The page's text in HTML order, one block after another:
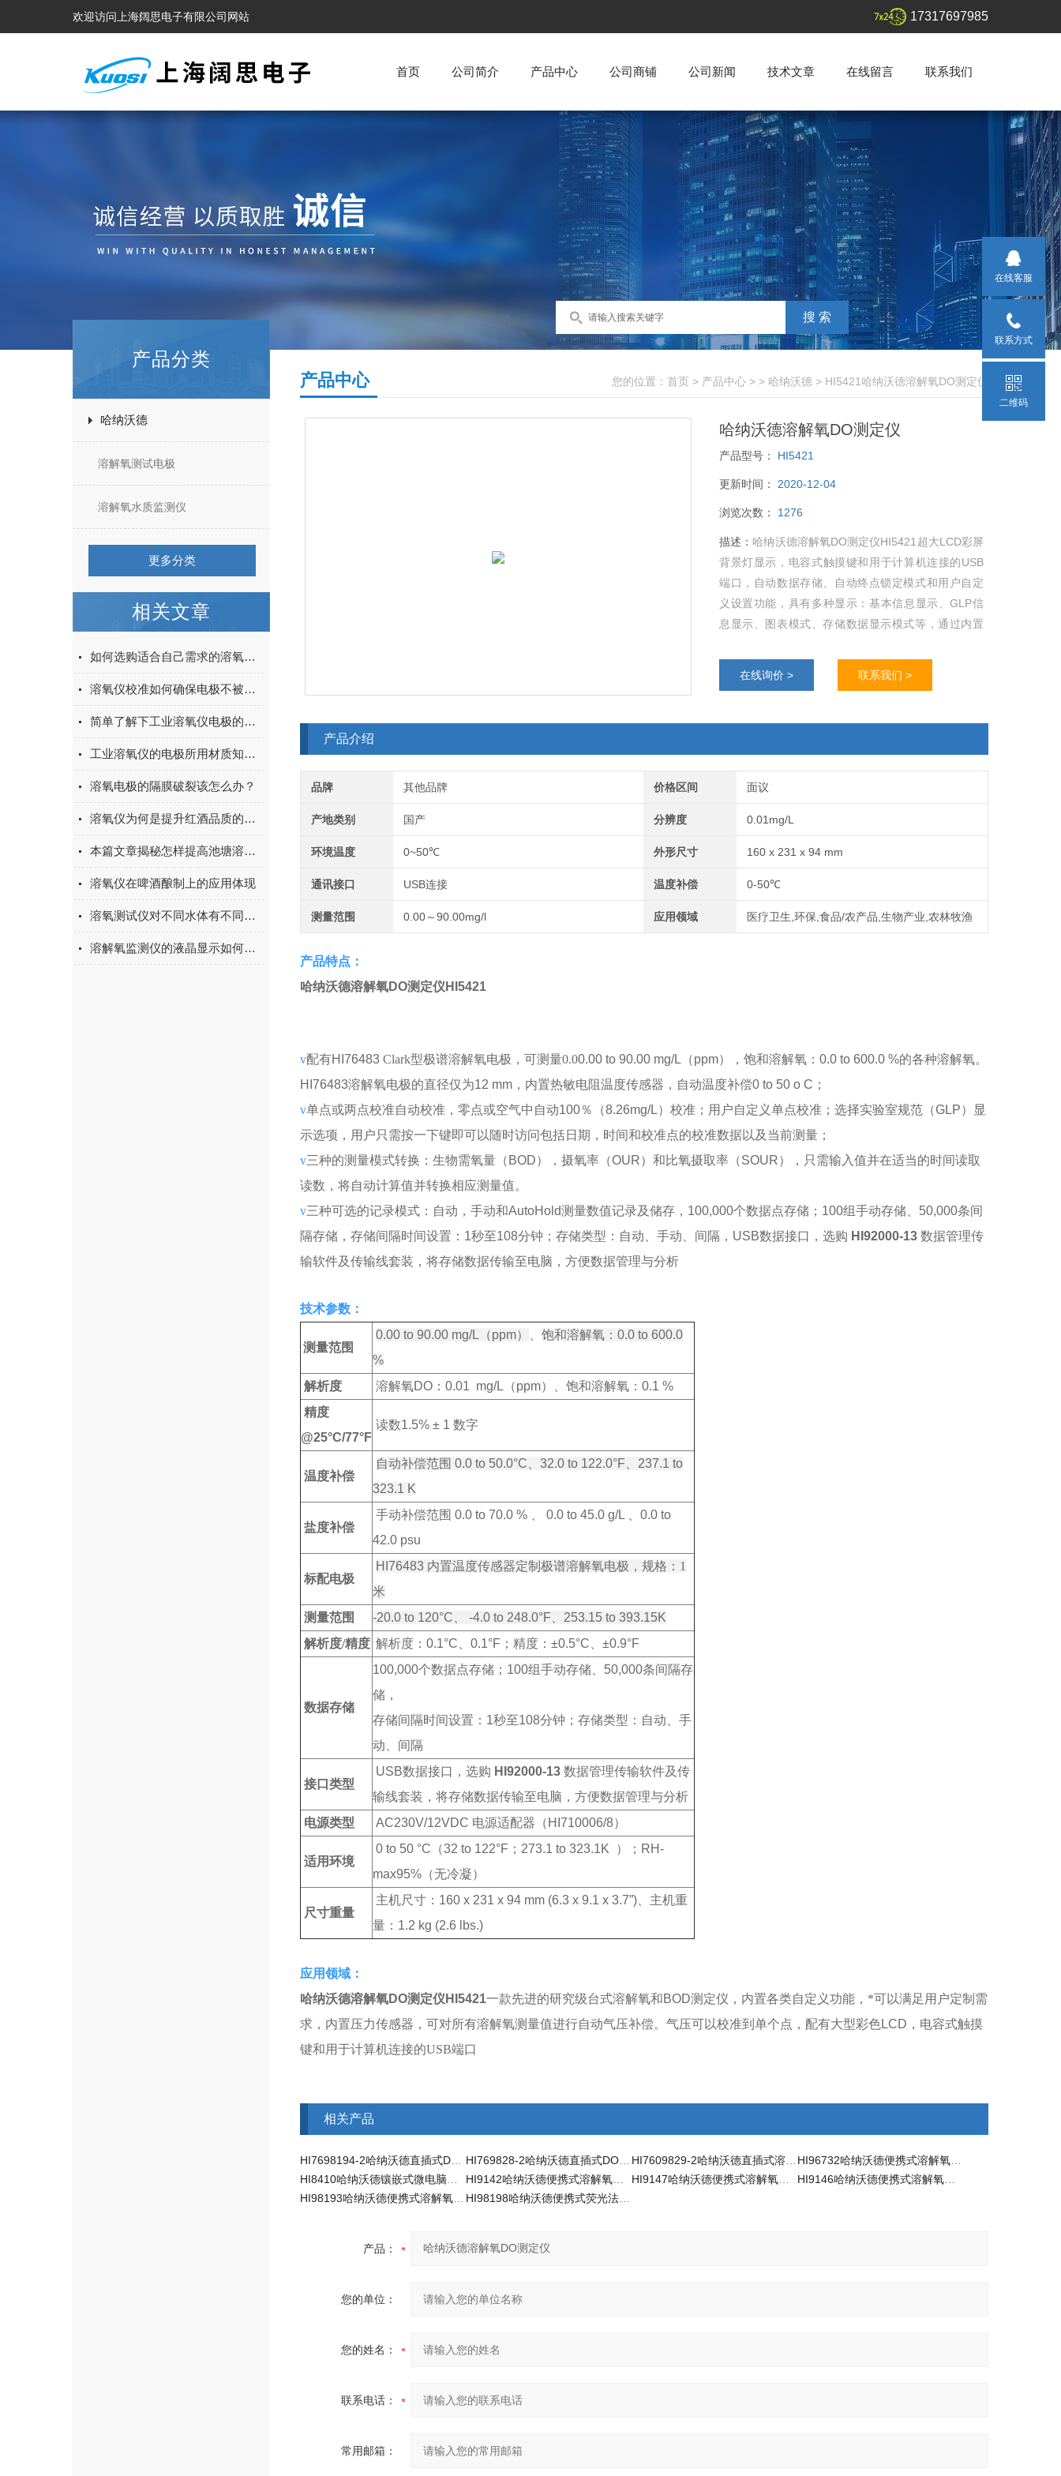
欢迎访问上海阔思电子有限公司网站 17317697985
首页 公司简介 产品中心 公司商铺 公司新闻 技术文章 在线留言 联系我们
产品分类
哈纳沃德
溶解氧测试电极
溶解氧水质监测仪
更多分类
相关文章
如何选购适合自己需求的溶氧仪？
溶氧仪校准如何确保电极不被损坏？
简单了解下工业溶氧仪电极的极化
工业溶氧仪的电极所用材质知多少？
溶氧电极的隔膜破裂该怎么办？
溶氧仪为何是提升红酒品质的有力工具？
本篇文章揭秘怎样提高池塘溶解氧！
溶氧仪在啤酒酿制上的应用体现
溶氧测试仪对不同水体有不同的测试要求
溶解氧监测仪的液晶显示如何看懂？
您的位置： 首页 > 产品中心 > > 哈纳沃德 > HI5421哈纳沃德溶解氧DO测定仪
产品中心
哈纳沃德溶解氧DO测定仪
产品型号： HI5421
更新时间： 2020-12-04
浏览次数： 1276
描述： 哈纳沃德溶解氧DO测定仪HI5421超大LCD彩屏
背景灯显示，电容式触摸键和用于计算机连接的USB
端口，自动数据存储、自动终点锁定模式和用户自定
义设置功能，具有多种显示：基本信息显示、GLP信
息显示、图表模式、存储数据显示模式等，通过内置
在线询价 > 联系我们 >
产品介绍
品牌 其他品牌 价格区间 面议
产地类别 国产 分辨度 0.01mg/L
环境温度 0~50℃ 外形尺寸 160 x 231 x 94 mm
通讯接口 USB连接 温度补偿 0-50℃
测量范围 0.00～90.00mg/l 应用领域 医疗卫生,环保,食品/农产品,生物产业,农林牧渔
产品特点：
哈纳沃德溶解氧DO测定仪 HI5421
v配有HI76483 Clark型极谱溶解氧电极，可测量0.00.00 to 90.00 mg/L（ppm） ，饱和溶解氧： 0.0 to 600.0 %的各种溶解氧。
HI76483溶解氧电极的直径仅为12 mm ，内置热敏电阻温度传感器，自动温度补偿0 to 50 o C ；
v单点或两点校准自动校准，零点或空气中自动100％（8.26mg/L） 校准 ；用户自定义单点校准；选择实验室规范 （GLP）
显
示选项，用户只需按一下键即可以随时访问包括日期，时间和校准点的校准数据以及当前测量；
v三种的测量模式转换：生物需氧量 （BOD） ，摄氧率 （OUR） 和比氧摄取率 （SOUR）
，只需输入值并在适当的时间读取
读数，将自动计算值并转换相应测量值。
v三种可选的记录模式：自动，手动和AutoHold测量数值记录及储存， 100,000个数据点存储； 100组手动存储、 50,000条间
隔存储，存储间隔时间设置： 1秒至108分钟；存储类型：自动、手动、间隔， USB数据接口，选购 HI92000-13 数据管理传
输软件及传输线套装 ，将存储数据传输至电脑，方便数据管理与分析
技术参数：
测量范围
0.00 to 90.00 mg/L（ppm） 饱和溶解氧 ： 0.0 to 600.0
%
解析度
溶解氧DO：0.01 mg/L（ppm） 饱和溶解氧 ： 0.1 %
精度
@25°C/77°F
读数1.5% ± 1 数字
温度补偿
自动补偿范围 0.0 to 50.0°C、32.0 to 122.0°F、237.1 to
323.1 K
盐度补偿
手动补偿范围 0.0 to 70.0 % 、 0.0 to 45.0 g/L 、0.0 to
42.0 psu
标配电极
HI76483 内置温度传感器定制极谱溶解氧电极，规格：1
米
测量范围
-20.0 to 120°C、 -4.0 to 248.0°F、253.15 to 393.15K
解析度/精度 解析度 ：0.1°C、0.1°F； 精度： ±0.5°C、±0.9°F
数据存储
100,000个数据点存储； 100组手动存储、 50,000条间隔存
储，
存储间隔时间设置：1秒至108分钟；存储类型：自动、手
动、间隔
接口类型
USB数据接口，选购 HI92000-13 数据管理传输软件及传
输线套装 ，将存储数据传输至电脑，方便数据管理与分析
电源类型
AC230V/12VDC 电源适配器 （HI710006/8）
适用环境
0 to 50 °C（32 to 122°F；273.1 to 323.1K ）；RH-
max95% （无冷凝）
尺寸重量
主机尺寸： 160 x 231 x 94 mm (6.3 x 9.1 x 3.7”)、 主机重
量： 1.2 kg (2.6 lbs.)
应用领域：
哈纳沃德溶解氧DO测定仪 HI5421一款先进的研究级台式溶解氧和BOD测定仪，内置各类自定义功能，*可以满足用户定制需
求，内置压力传感器，可对所有溶解氧测量值进行自动气压补偿。气压可以校准到单个点，配有大型彩色LCD ，电容式触摸
键和用于计算机连接的USB端口
相关产品
产品：
您的单位：
您的姓名：
联系电话：
常用邮箱：
在线客服
联系方式
二维码